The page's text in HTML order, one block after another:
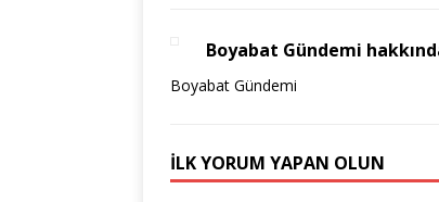
b
o
k
r
Boyabat Gündemi
Boyabat Gündemi
İLK YORUM YAPAN OLUN